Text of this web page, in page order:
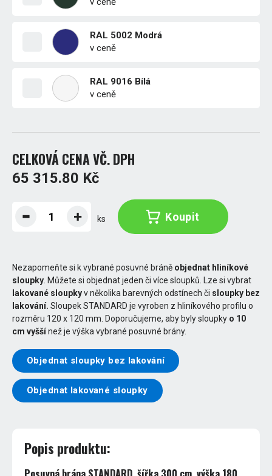
RAL 5002 Modrá
v ceně
RAL 9016 Bílá
v ceně
CELKOVÁ CENA VČ. DPH
65 315.80 Kč
ks Koupit
Nezapomeňte si k vybrané posuvné bráně objednat hliníkové
sloupky . Můžete si objednat jeden či více sloupků. Lze si vybrat
lakované sloupkyv několika barevných odstínech či sloupky bez
lakování. Sloupek STANDARD je vyroben z hliníkového profilu o
rozměru 120 x 120 mm. Doporučujeme, aby byly sloupky o 10
cm vyššínež je výška vybrané posuvné brány.
Objednat sloupky bez lakování
Objednat lakované sloupky
Popis produktu: